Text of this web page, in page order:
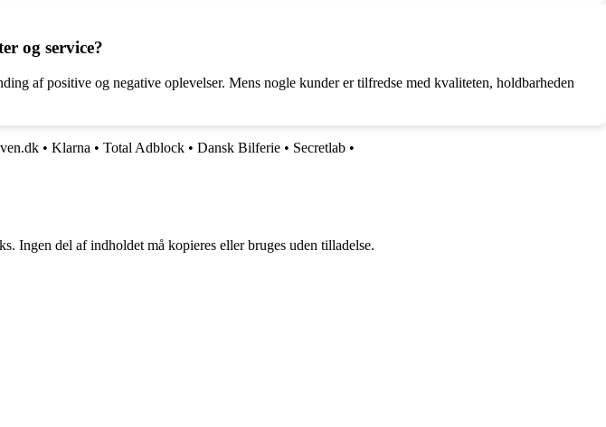
og service?
af positive og negative oplevelser. Mens nogle kunder er tilfredse med kvaliteten, holdbarheden
• Klarna • Total Adblock • Dansk Bilferie • Secretlab •
Ingen del af indholdet må kopieres eller bruges uden tilladelse.